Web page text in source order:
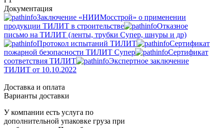
Документация
Заключение «НИИМосстрой» о применении
продукции ТИЛИТ в строительстве
Отказное
письмо на ТИЛИТ (ленты, трубки Супер, шнуры и др)
Протокол испытаний ТИЛИТ
Сертификат
пожарной безопасности ТИЛИТ Супер
Сертификат
соответствия ТИЛИТ
Экспертное заключение
ТИЛИТ от 10.10.2022
Доставка и оплата
Варианты доставки
У компании есть услуга по
дополнительной упаковке груза при